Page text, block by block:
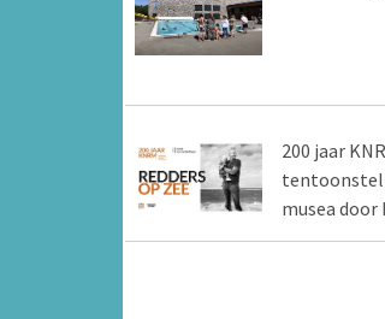
200 jaar
musea door